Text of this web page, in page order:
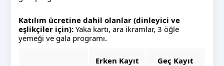
Katılım ücretine dahil olanlar (dinleyici ve
eşlikçiler için): Yaka kartı, ara ikramlar, 3 öğle
yemeği ve gala programı.
Erken Kayıt
Geç Kayıt